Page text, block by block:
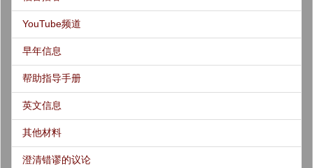
YouTube频道
早年信息
帮助指导手册
英文信息
其他材料
澄清错谬的议论